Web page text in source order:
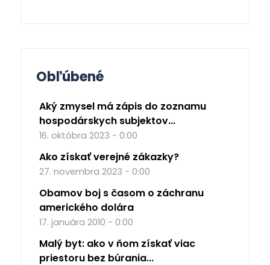
Obľúbené
Aký zmysel má zápis do zoznamu
hospodárskych subjektov...
16. októbra 2023 - 0:00
Ako získať verejné zákazky?
27. novembra 2023 - 0:00
Obamov boj s časom o záchranu
amerického dolára
17. januára 2010 - 0:00
Malý byt: ako v ňom získať viac
priestoru bez búrania...